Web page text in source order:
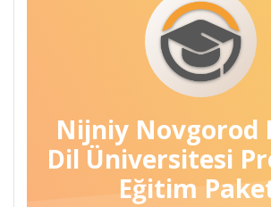
Nijniy Novgorod
Dil Üniversitesi
Eğitim